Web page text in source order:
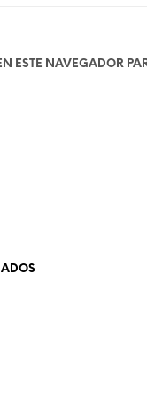
ESTE NAVEGADOR